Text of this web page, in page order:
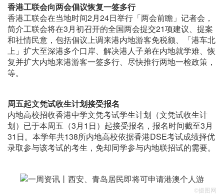
香港工联会向两会倡议恢复一签多行
香港工联会在当地时间2月24日举行「两会前瞻」记者会，
简介工联会将在3月初召开的全国两会提交21项建议、提案
和社情民意，包括倡议上调来港内地游客免税额、「港车北
上」扩大至深港多个口岸、解决港人子弟在内地就学难、恢
复并扩大内地来港游客一签多行、尽快推行两地一检政策，
等。
周五起文凭试收生计划接受报名
内地高校招收香港中学文凭考试学生计划（文凭试收生计
划）已于本周五（3月1日）起接受报名，报名时间截至3月
31日。本学年共138所内地高校依据香港DSE考试成绩择优
录取参与该考试的考生，免却同学参与内地联招试的需要。
©摄图网